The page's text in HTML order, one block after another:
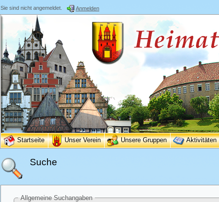
Sie sind nicht angemeldet. Anmelden
Startseite Unser Verein Unsere Gruppen Aktivitäten
Suche
Allgemeine Suchangaben